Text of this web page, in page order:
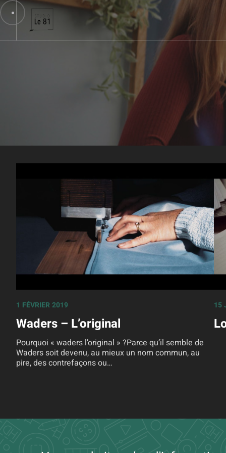
1 FÉVRIER 2019
Waders – L’original
Pourquoi « waders l’original » ?Parce qu’il semble de
Waders soit devenu, au mieux un nom commun, au
pire, des contrefaçons ou…
15